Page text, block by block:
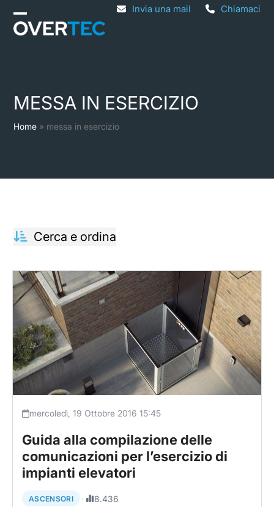
Skip
Invia una mail Chiamaci
Open
Close
MESSA IN ESERCIZIO
Home » messa in esercizio
Cerca e ordina
mercoledì, 19 Ottobre 2016 15:45
Guida alla compilazione delle
comunicazioni per l’esercizio di
impianti elevatori
ASCENSORI · 8.436